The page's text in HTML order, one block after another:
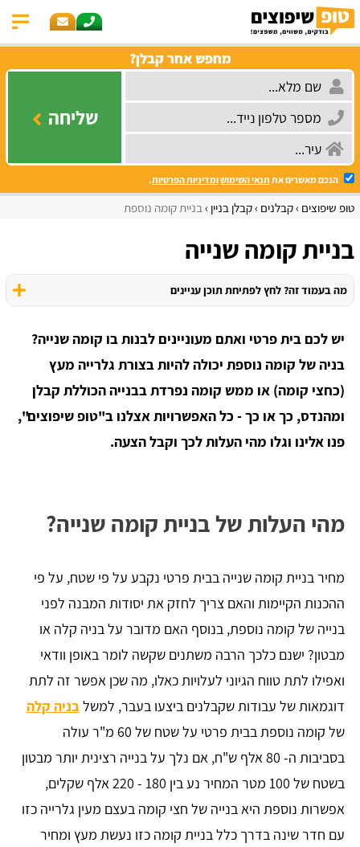
מחפש אחר קבלן?
שליחה
הנכם מאשרים את תנאי השימושומדיניות הפרטיות.
טופ שיפוצים קבלנים קבלן בניין בניית קומה נוספת
בניית קומה שנייה
מה בעמוד זה? לחץ לפתיחת תוכן עניינים
יש לכם בית פרטי ואתם מעוניינים לבנות בו קומה שנייה?
בניה של קומה נוספת יכולה להיות בצורת גלרייה מעץ
(כחצי קומה) או ממש קומה נפרדת בבנייה הכוללת קבלן
ומהנדס, כך או כך - כל האפשרויות אצלנו ב"טופ שיפוצים",
פנו אלינו וגלו מהי העלות לכך וקבל הצעה.
מהי העלות של בניית קומה שנייה?
מחיר בניית קומה שנייה בבית פרטי נקבע על פי שטח, על פי
ההכנות הקיימות והאם צריך לחזק את יסודות המבנה לפני
בנייה של קומה נוספת, בנוסף האם מדובר על בניה קלה או
מבטון? ישנם כלכך הרבה משתנים שקשה לומר באופן וודאי
ואפילו לתת טווח הגיוני לעלויות כאלו, מה שכן אפשר זה לתת
דוגמאות של עבודות שקבלנים ביצעו בעבר, למשלבניה קלה
של קומה נוספת בבית פרטי על שטח של 60 מ"ר עולה
בסביבות ה- 80 אלף ש"ח, אם נלך על בנייה רצינית יותר מבטון
בשטח של 100 מטר המחיר נע בין 180 - 220 אלף שקלים,
אפשרות נוספת היא בנייה של חצי קומה בעצם מעין גלרייה כזו
עם חדר שינה בדרך כלל בניית קומה כזו נעשת מעץ ומחיר